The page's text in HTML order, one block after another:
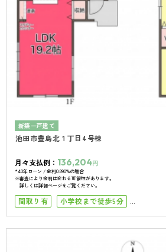
新築一戸建て
池田市豊島北１丁目4号棟
月々支払例： 136,204円
*40年ローン / 金利0.890%の場合
※審査により金利は変わる可能性があります。
詳しくは詳細ページをご覧ください。
間取り有
小学校まで徒歩5分